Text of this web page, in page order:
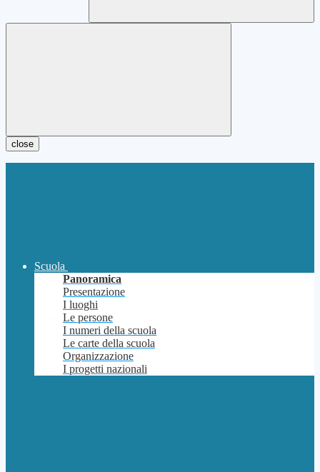
close
Scuola
Panoramica
Presentazione
I luoghi
Le persone
I numeri della scuola
Le carte della scuola
Organizzazione
I progetti nazionali